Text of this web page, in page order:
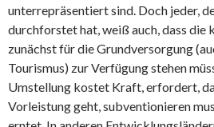
unterrepräsentiert sind. Doch jeder,
durchforstet hat, weiß auch, dass die
zunächst für die Grundversorgung
Tourismus) zur Verfügung stehen
Umstellung kostet Kraft, erfordert,
Vorleistung geht, subventionieren